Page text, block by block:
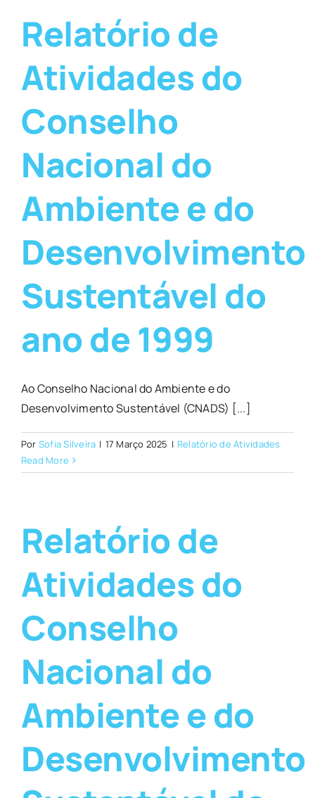
Relatório de
Atividades do
Conselho
Nacional do
Ambiente e do
Desenvolvimento
Sustentável do
ano de 1999
Ao Conselho Nacional do Ambiente e do
Desenvolvimento Sustentável (CNADS) [...]
Por Sofia Silveira | 17 Março 2025 | Relatório de Atividades
Read More
Relatório de
Atividades do
Conselho
Nacional do
Ambiente e do
Desenvolvimento